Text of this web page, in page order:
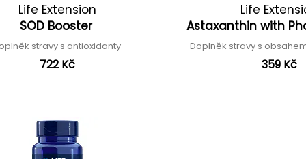
Life Extension
SOD Booster
stravy s antioxidanty
722 Kč
Life
Astaxanthin with
Doplněk stravy s
359 Kč